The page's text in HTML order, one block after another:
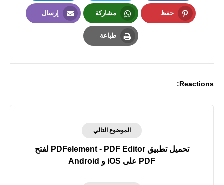
Facebook
Twitter
LinkedIn
حفظ مشاركة
Whatsapp
إرسال
طباعة
Reactions:
الموضوع التالي
تحميل تطبيق PDFelement - PDF Editor لفتح
PDF على iOS و Android